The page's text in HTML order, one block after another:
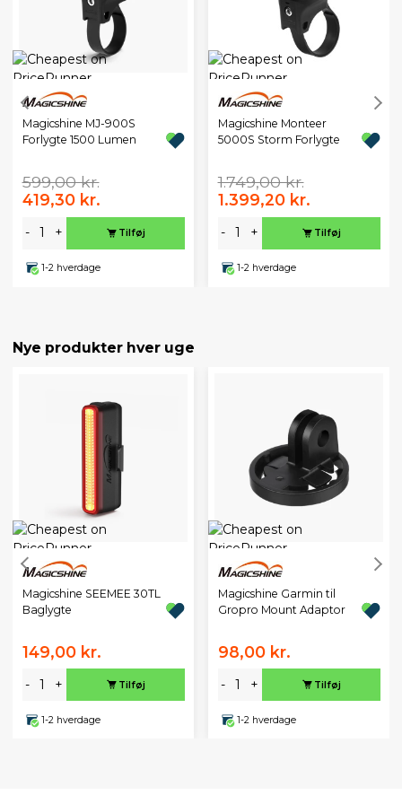
Magicshine MJ-900S
Forlygte 1500 Lumen
599,00 kr.
419,30 kr.
- + Tilføj
1-2 hverdage
Magicshine Monteer
5000S Storm Forlygte
1.749,00 kr.
1.399,20 kr.
- + Tilføj
1-2 hverdage
Nye produkter hver uge
Magicshine SEEMEE 30TL
Baglygte
149,00 kr.
- + Tilføj
1-2 hverdage
Magicshine Garmin til
Gropro Mount Adaptor
98,00 kr.
- + Tilføj
1-2 hverdage